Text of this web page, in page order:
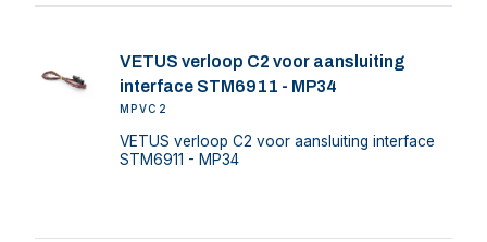
VETUS verloop C2 voor aansluiting
interface STM6911 - MP34
MPVC2
VETUS verloop C2 voor aansluiting interface
STM6911 - MP34